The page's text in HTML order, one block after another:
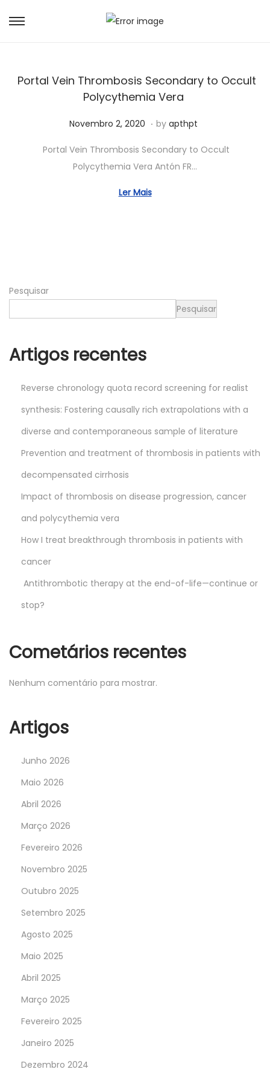
Portal Vein Thrombosis Secondary to Occult
Polycythemia Vera
Posted on
Novembro 2, 2020 J
n
h
o
. by apthpt
Portal Vein Thrombosis Secondary to Occult
Polycythemia Vera Antón FR…
Ler Mais
Pesquisar
Pesquisar
Artigos recentes
Reverse chronology quota record screening for realist
synthesis: Fostering causally rich extrapolations with a
diverse and contemporaneous sample of literature
Prevention and treatment of thrombosis in patients with
decompensated cirrhosis
Impact of thrombosis on disease progression, cancer
and polycythemia vera
How I treat breakthrough thrombosis in patients with
cancer
Antithrombotic therapy at the end-of-life—continue or
stop?
Cometários recentes
Nenhum comentário para mostrar.
Artigos
Junho 2026
Maio 2026
Abril 2026
Março 2026
Fevereiro 2026
Novembro 2025
Outubro 2025
Setembro 2025
Agosto 2025
Maio 2025
Abril 2025
Março 2025
Fevereiro 2025
Janeiro 2025
Dezembro 2024